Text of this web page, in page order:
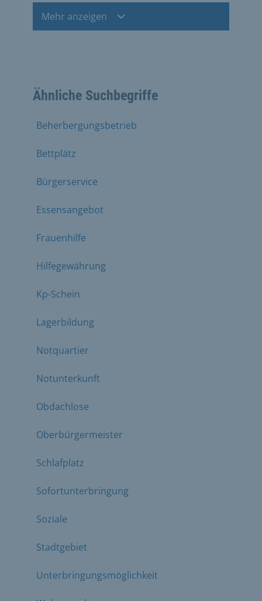
Mehr anzeigen
Ähnliche Suchbegriffe
Beherbergungsbetrieb
Bettplätz
Bürgerservice
Essensangebot
Frauenhilfe
Hilfegewährung
Kp-Schein
Lagerbildung
Notquartier
Notunterkunft
Obdachlose
Oberbürgermeister
Schlafplatz
Sofortunterbringung
Soziale
Stadtgebiet
Unterbringungsmöglichkeit